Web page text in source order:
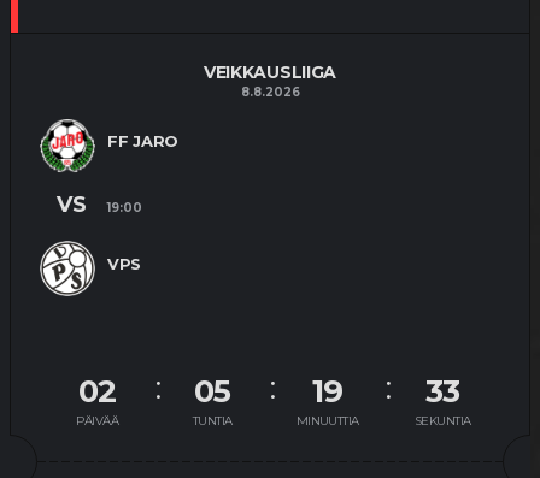
VEIKKAUSLIIGA
8.8.2026
FF JARO
VPS
VS 19:00
02
PÄIVÄÄ
05
TUNTIA
19
MINUUTTIA
32
SEKUNTIA